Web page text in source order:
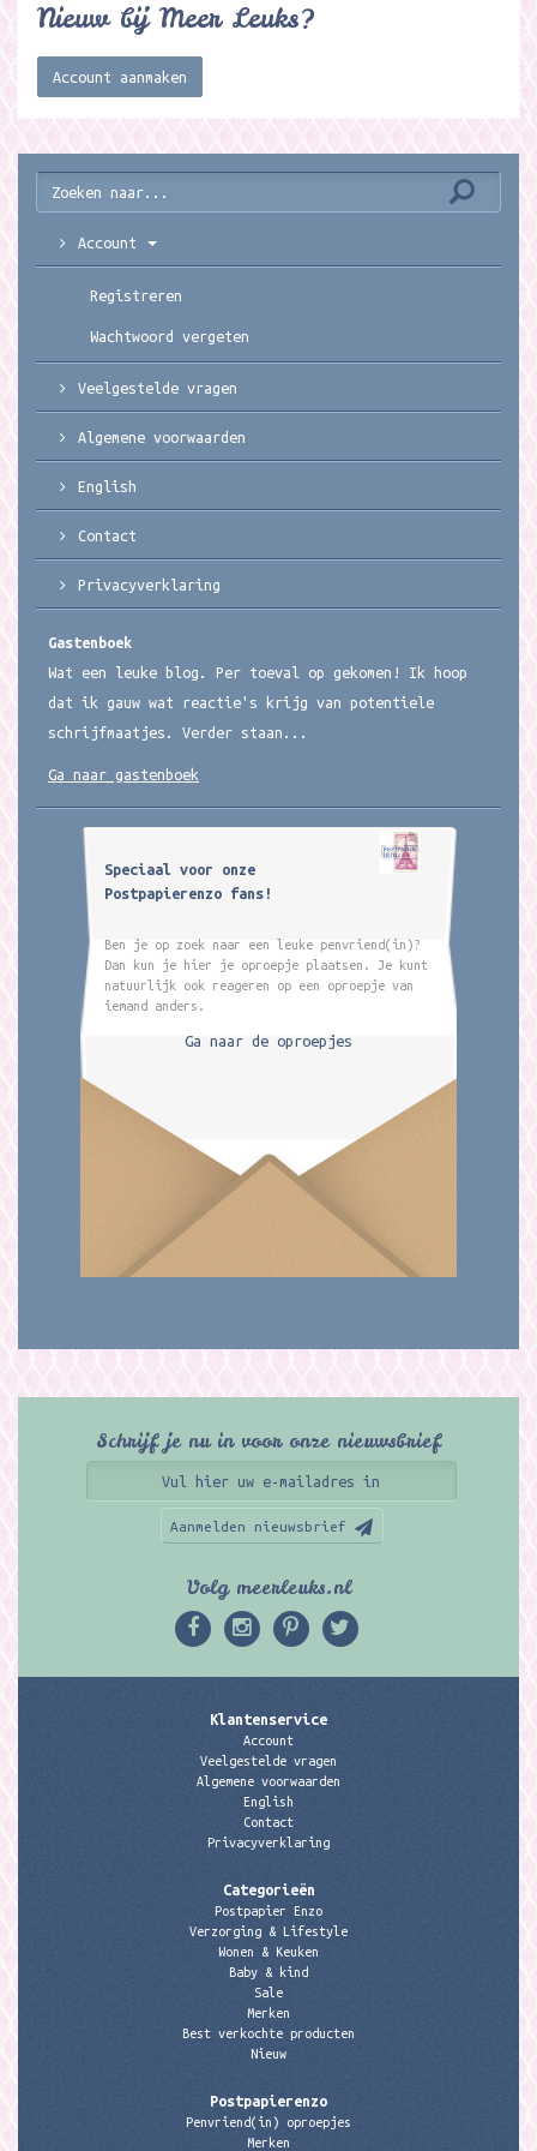
Nieuw bij Meer Leuks?
Account aanmaken
Account
Registreren
Wachtwoord vergeten
Veelgestelde vragen
Algemene voorwaarden
English
Contact
Privacyverklaring
Gastenboek
Wat een leuke blog. Per toeval op gekomen! Ik hoop
dat ik gauw wat reactie's krijg van potentiele
schrijfmaatjes. Verder staan...
Ga naar gastenboek
Speciaal voor onze
Postpapierenzo fans!
Ben je op zoek naar een leuke penvriend(in)?
Dan kun je hier je oproepje plaatsen. Je kunt
natuurlijk ook reageren op een oproepje van
iemand anders.
Ga naar de oproepjes
Schrijf je nu in voor onze nieuwsbrief
Aanmelden nieuwsbrief
Volg meerleuks.nl
Klantenservice
Account
Veelgestelde vragen
Algemene voorwaarden
English
Contact
Privacyverklaring
Categorieën
Postpapier Enzo
Verzorging & Lifestyle
Wonen & Keuken
Baby & kind
Sale
Merken
Best verkochte producten
Nieuw
Postpapierenzo
Penvriend(in) oproepjes
Merken